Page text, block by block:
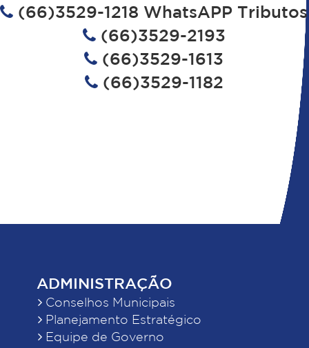
(66)3529-1218 WhatsAPP Tributos
(66)3529-2193
(66)3529-1613
(66)3529-1182
ADMINISTRAÇÃO
Conselhos Municipais
Planejamento Estratégico
Equipe de Governo